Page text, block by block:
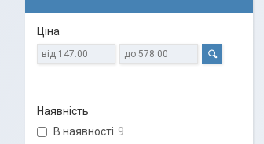
Ціна
Наявність
В наявності 9